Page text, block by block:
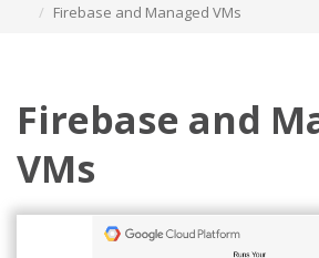
Firebase and Managed VMs
Firebase and
VMs